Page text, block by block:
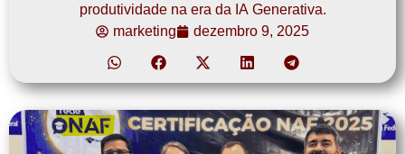
produtividade na era da IA Generativa.
marketing
dezembro 9, 2025